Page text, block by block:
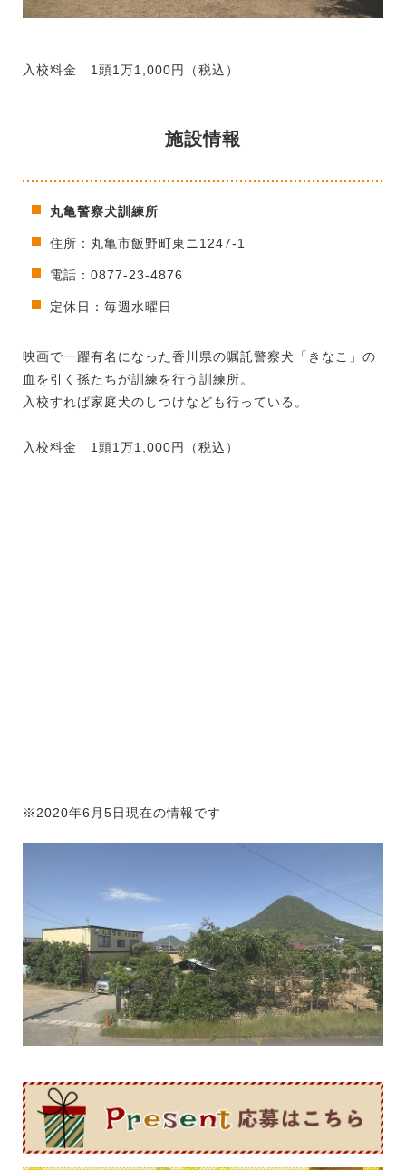
入校料金 1頭1万1,000円（税込）
施設情報
丸亀警察犬訓練所
住所：丸亀市飯野町東ニ1247-1
電話：0877-23-4876
定休日：毎週水曜日
映画で一躍有名になった香川県の嘱託警察犬「きなこ」の
血を引く孫たちが訓練を行う訓練所。
入校すれば家庭犬のしつけなども行っている。
入校料金 1頭1万1,000円（税込）
※2020年6月5日現在の情報です